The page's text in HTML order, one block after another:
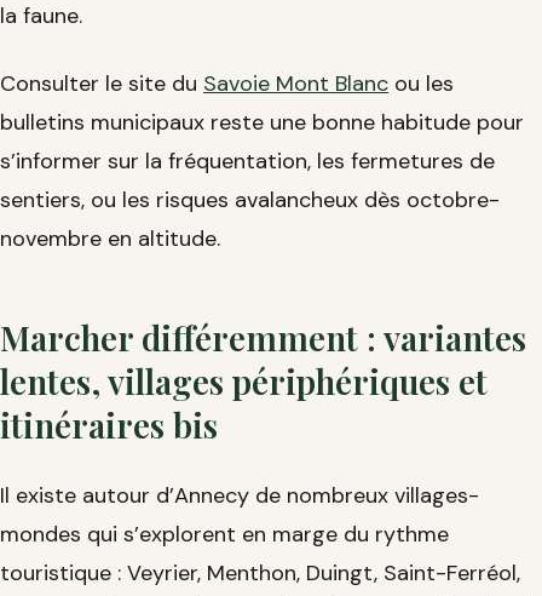
la faune.
Consulter le site du Savoie Mont Blanc ou les
bulletins municipaux reste une bonne habitude pour
s’informer sur la fréquentation, les fermetures de
sentiers, ou les risques avalancheux dès octobre-
novembre en altitude.
Marcher différemment : variantes
lentes, villages périphériques et
itinéraires bis
Il existe autour d’Annecy de nombreux villages-
mondes qui s’explorent en marge du rythme
touristique : Veyrier, Menthon, Duingt, Saint-Ferréol,